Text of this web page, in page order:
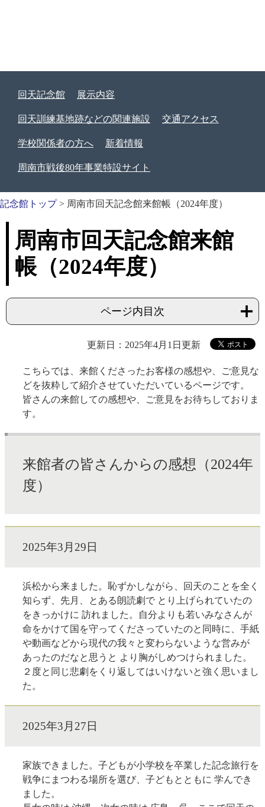
回天記念館 展示内容
回天訓練基地跡などの関連施設 交通アクセス
学校関係者の方へ 新着情報
周南市戦後80年事業特設サイト
記念館トップ > 周南市回天記念館来館帳（2024年度）
周南市回天記念館来館
帳（2024年度）
ページ内目次
更新日：2025年4月1日更新
こちらでは、来館くださったお客様の感想や、ご意見な
どを抜粋して紹介させていただいているページです。
皆さんの来館しての感想や、ご意見をお待ちしておりま
す。
来館者の皆さんからの感想（2024年
度）
2025年3月29日
浜松から来ました。恥ずかしながら、回天のことを全く
知らず、先月、とある朗読劇で とり上げられていたの
をきっかけに 訪れました。自分よりも若いみなさんが
命をかけて国を守ってくださっていたのと同時に、手紙
や動画などから現代の我々と変わらないような営みが
あったのだなと思うと より胸がしめつけられました。
２度と同じ悲劇をくり返してはいけないと強く思いまし
た。
2025年3月27日
家族できました。子どもが小学校を卒業した記念旅行を
戦争にまつわる場所を選び、子どもとともに 学んでき
ました。